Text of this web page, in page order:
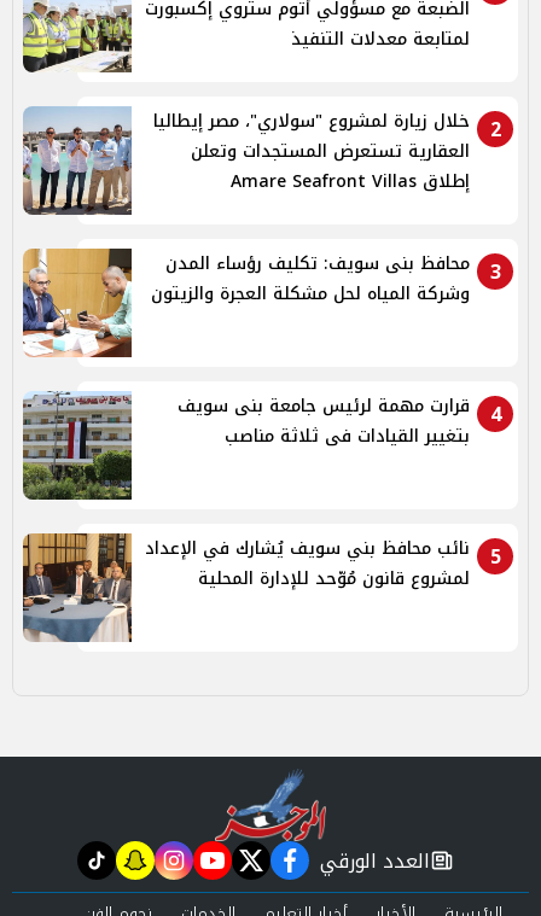
الضبعة مع مسؤولي أتوم ستروي إكسبورت
لمتابعة معدلات التنفيذ
2
خلال زيارة لمشروع "سولاري"، مصر إيطاليا
العقارية تستعرض المستجدات وتعلن
إطلاق Amare Seafront Villas
3
محافظ بنى سويف: تكليف رؤساء المدن
وشركة المياه لحل مشكلة العجرة والزيتون
4
قرارت مهمة لرئيس جامعة بنى سويف
بتغيير القيادات فى ثلاثة مناصب
5
نائب محافظ بني سويف يُشارك في الإعداد
لمشروع قانون مُوّحد للإدارة المحلية
newspaper
العدد الورقي facebook
twitter
youtube
instagram
snapchat
tiktok